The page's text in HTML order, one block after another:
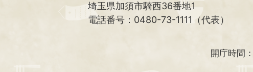
埼玉県加須市騎西36番地1
電話番号：0480-73-1111（代表）
開庁時間：